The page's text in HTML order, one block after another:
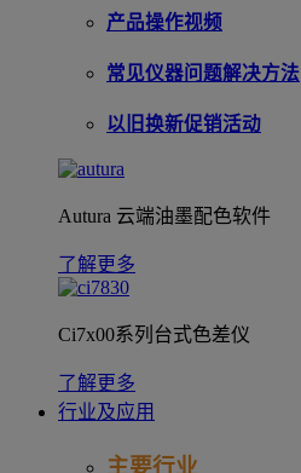
产品操作视频
常见仪器问题解决方法
以旧换新促销活动
Autura 云端油墨配色软件
了解更多
Ci7x00系列台式色差仪
了解更多
行业及应用
主要行业